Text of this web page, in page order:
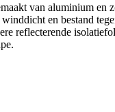
van aluminium en
en bestand
reflecterende